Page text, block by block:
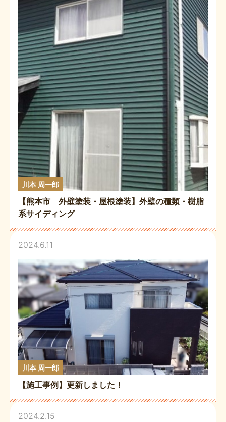
川本 周一郎
【熊本市 外壁塗装・屋根塗装】外壁の種類・樹脂
系サイディング
2024.6.11
川本 周一郎
【施工事例】更新しました！
2024.2.15